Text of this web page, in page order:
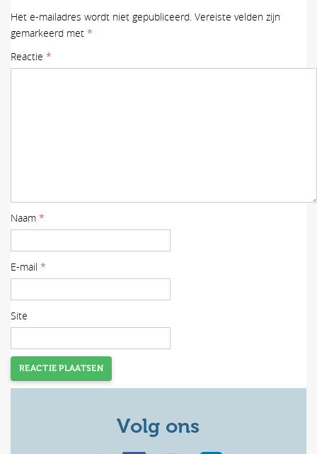
Het e-mailadres wordt niet gepubliceerd. Vereiste velden zijn
gemarkeerd met *
Reactie *
Naam *
E-mail *
Site
Volg ons